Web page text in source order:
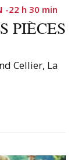
-22 h 30 min
PIÈCES
Cellier, La